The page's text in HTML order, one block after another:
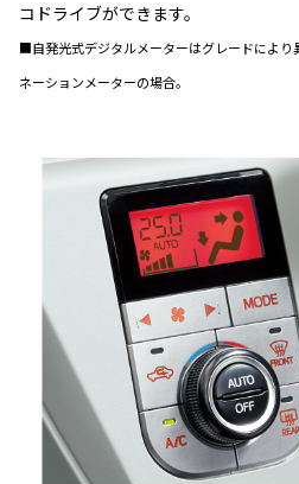
コドライブができます。
■自発光式デジタルメーターはグレードによ
ネーションメーターの場合。